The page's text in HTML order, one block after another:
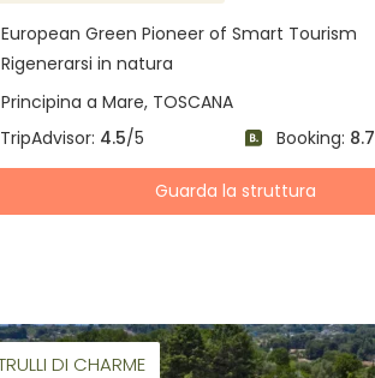
European Green Pioneer of Smart Tourism
Rigenerarsi in natura
Principina a Mare, TOSCANA
TripAdvisor: 4.5/5 Booking: 8.7
Guarda la struttura
DI CHARME